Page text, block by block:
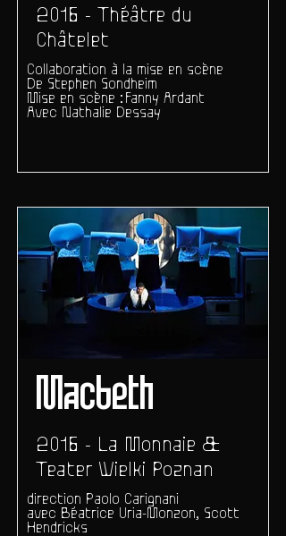
2016 - Théâtre du
Châtelet
Collaboration à la mise en scène
De Stephen Sondheim
Mise en scène : Fanny Ardant
Avec Nathalie Dessay
Macbeth
2016 - La Monnaie &
Teater Wielki Poznan
direction Paolo Carignani
avec Béatrice Uria-Monzon, Scott
Hendricks